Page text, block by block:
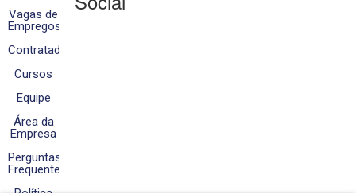
Vagas de
Empregos
Contratados
Cursos
Equipe
Área da
Empresa
Perguntas
Frequentes